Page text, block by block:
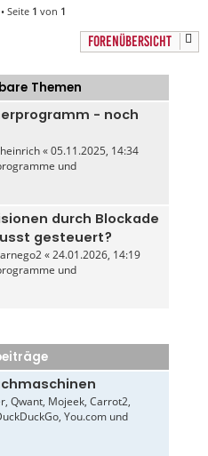
Seite 1 von 1
FORENÜBERSICHT
Themen
- noch
heinrich«05.11.2025, 14:34
und
durch Blockade
gesteuert?
arnego2«24.01.2026, 14:19
und
Qwant, Mojeek, Carrot2,
You.com und